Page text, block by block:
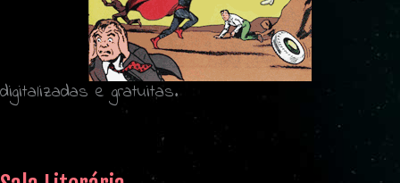
digitalizadas e gratuitas.